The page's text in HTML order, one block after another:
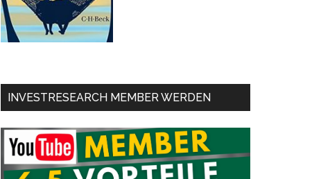
INVESTRESEARCH MEMBER WERDEN